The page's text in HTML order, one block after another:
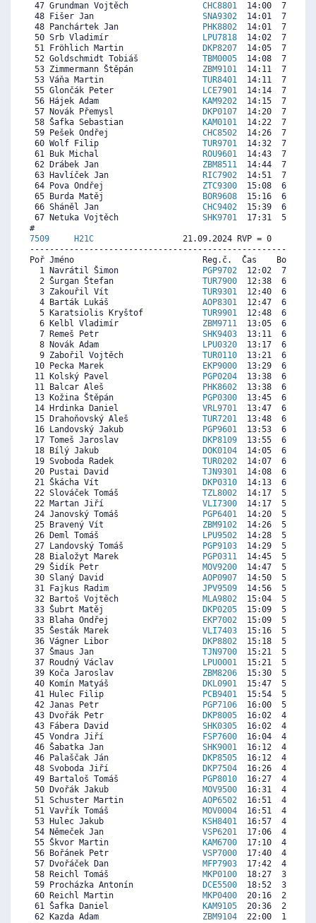
47 Grundman Vojtěch CHC8801
14:00  7692
48 Fišer Jan SNA9302
14:01  7681
48 Panchártek Jan
PHK8802
14:01  7681
50 Srb Vladimír
LPU7818
14:02  7669
51 Fröhlich Martin
DKP8207
14:05  7635
52 Goldschmidt Tobiáš TBM0005
14:08  7601
53 Zimmermann Štěpán ZBM9101
14:11  7567
53 Váňa Martin TUR8401
14:11  7567
55 Glončák Peter
LCE7901
14:14  7532
56 Hájek Adam
KAM9202
14:15  7521
57 Novák Přemysl
DKP0107
14:20  7464
58 Šafka Sebastian
KAM0101
14:22  7441
59 Pešek Ondřej CHC8502
14:26  7395
60 Wolf Filip TUR9701
14:32  7327
61 Buk Michal
ROU9601
14:43  7201
62 Drábek Jan ZBM8511
14:44  7190
63 Havlíček Jan
RIC7902
14:51  7110
64 Pova Ondřej ZTC9300
15:08  6915
65 Burda Matěj
BOR9608
15:16  6824
66 Sháněl Jan CHC9402
15:39  6561
67 Netuka Vojtěch SHK9701
17:31  5282
7509
H21C
21.09.2024 RVP = 0     IP
Poř Jméno                          Reg.č.  Čas    Body
  1 Navrátil Šimon
PGP9702
12:02  7237
  2 Šurgan Štefan
TUR7900
12:38  6899
  3 Zakouřil Vít
TUR9301
12:40  6880
  4 Barták Lukáš
AOP8301
12:47  6815
  5 Karatsiolis Kryštof
TUR9901
12:48  6805
  6 Kelbl Vladimír
ZBM9711
13:05  6646
  7 Remeš Petr
SHK9403
13:11  6590
  8 Novák Adam
LPU0320
13:17  6533
  9 Zabořil Vojtěch
TUR0110
13:21  6496
10 Pecka Marek
EKP9000
13:29  6421
11 Kolský Pavel
PGP0204
13:38  6336
11 Balcar Aleš
PHK8602
13:38  6336
13 Kožina Štěpán
PGP0300
13:45  6271
14 Hrdinka Daniel VRL9701
13:47  6252
15 Drahoňovský Aleš TUR7201
13:48  6242
16 Landovský Jakub
PGP9601
13:53  6196
17 Tomeš Jaroslav
DKP8109
13:55  6177
18 Bílý Jakub
DOK0104
14:05  6083
19 Svoboda Radek TUR0202
14:07  6064
20 Pustai David TJN9301
14:08  6055
21 Škácha Vít
DKP0310
14:13  6008
22 Slováček Tomáš TZL8002
14:17  5970
22 Martan Jiří VLI7300
14:17  5970
24 Janovský Tomáš
PGP6401
14:20  5942
25 Bravený Vít ZBM9102
14:26  5886
26 Deml Tomáš
LPU9502
14:28  5867
27 Landovský Tomáš
PGP9103
14:29  5858
28 Bialožyt Marek
PGP0311
14:45  5708
29 Šidík Petr MOV9200
14:47  5689
30 Slaný David AOP0907
14:50  5661
31 Fajkus Radim JPV9509
14:56  5604
32 Bartoš Vojtěch MLA9802
15:04  5529
33 Šubrt Matěj
DKP0205
15:09  5482
33 Blaha Ondřej
EKP7002
15:09  5482
35 Šesták Marek VLI7403
15:16  5417
36 Vágner Libor
DKP8802
15:18  5398
37 Šmaus Jan TJN9700
15:21  5370
37 Roudný Václav
LPU0001
15:21  5370
39 Koča Jaroslav ZBM8206
15:30  5285
40 Komín Matyáš
DKL0901
15:47  5126
41 Hulec Filip
PCB9401
15:54  5060
42 Janas Petr
PGP7106
16:00  5004
43 Dvořák Petr
DKP8005
16:02  4985
43 Fábera David SHK0305
16:02  4985
45 Vondra Jiří
FSP7600
16:04  4966
46 Šabatka Jan SHK9001
16:12  4891
46 Palaščak Ján
DKP8505
16:12  4891
48 Svoboda Jiří
DKP7504
16:26  4760
49 Bartaloš Tomáš
PGP8010
16:27  4751
50 Dvořák Jakub MOV9500
16:31  4713
51 Schuster Martin AOP6502
16:51  4525
51 Vavřík Tomáš MOV0004
16:51  4525
53 Hulec Jakub
KSH8401
16:57  4469
54 Němeček Jan VSP6201
17:06  4385
55 Škvor Martin
KAM6700
17:10  4347
56 Bořánek Petr VSP7000
17:40  4066
57 Dvořáček Dan MFP7903
17:42  4047
58 Reichl Tomáš MKP0100
18:27  3625
59 Procházka Antonín
DCE5500
18:52  3390
60 Reichl Martin MKP0400
20:16  2602
61 Šafka Daniel
KAM9105
20:36  2414
62 Kazda Adam ZBM9104
22:00  1626